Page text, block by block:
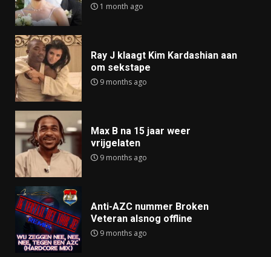
1 month ago
Ray J klaagt Kim Kardashian aan
om sekstape
9 months ago
Max B na 15 jaar weer
vrijgelaten
9 months ago
Anti-AZC nummer Broken
Veteran alsnog offline
9 months ago